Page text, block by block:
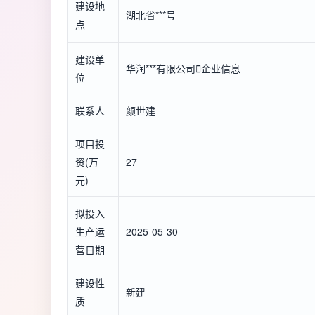
建设地
点
湖北省***号
建设单
位
华润***有限公司企业信息
联系人 颜世建
项目投
资(万
元)
27
拟投入
生产运
营日期
2025-05-30
建设性
质
新建